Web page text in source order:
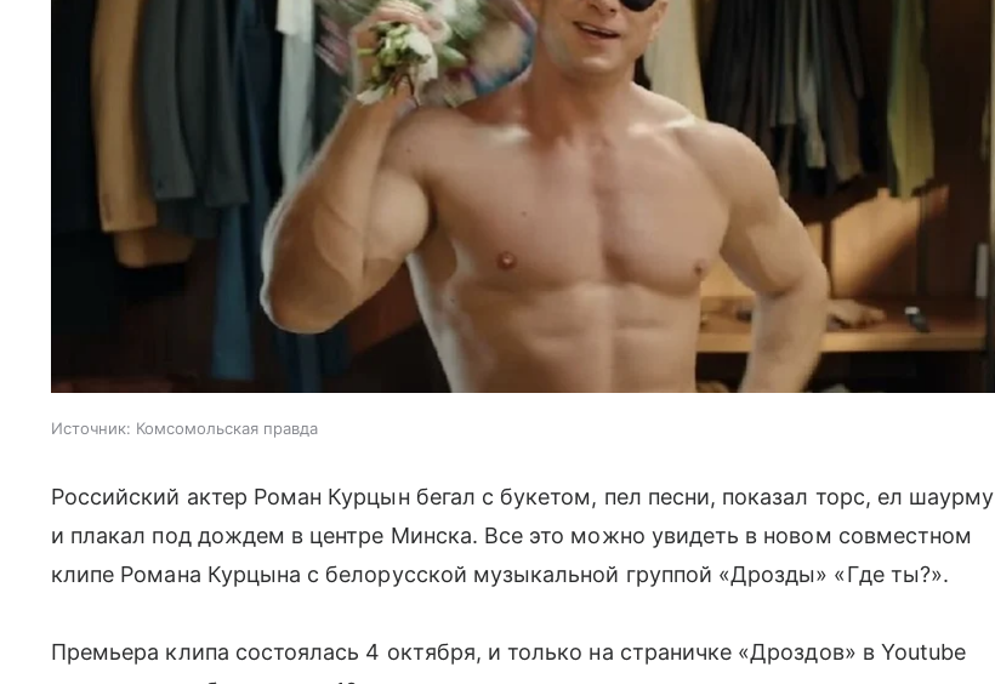
Источник: Комсомольская правда
Российский актер Роман Курцын бегал с букетом, пел песни, показал торс, ел шаурму
и плакал под дождем в центре Минска. Все это можно увидеть в новом совместном
клипе Романа Курцына с белорусской музыкальной группой «Дрозды» «Где ты?».
Премьера клипа состоялась 4 октября, и только на страничке «Дроздов» в Youtube